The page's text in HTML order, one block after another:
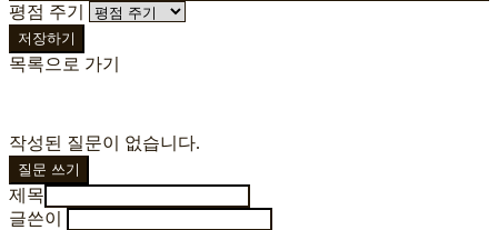
평점 주기
저장하기
목록으로 가기
작성된 질문이 없습니다.
질문 쓰기
제목
글쓴이